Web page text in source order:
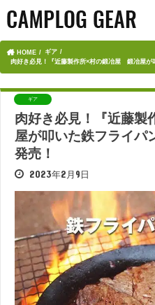
HOME
ギア
肉好き必見！『近藤製作所×村の鍛冶屋 鍛冶屋が
ギア
肉好き必見！『近藤
屋が叩いた鉄フライパ
発売！
2023年2月9日